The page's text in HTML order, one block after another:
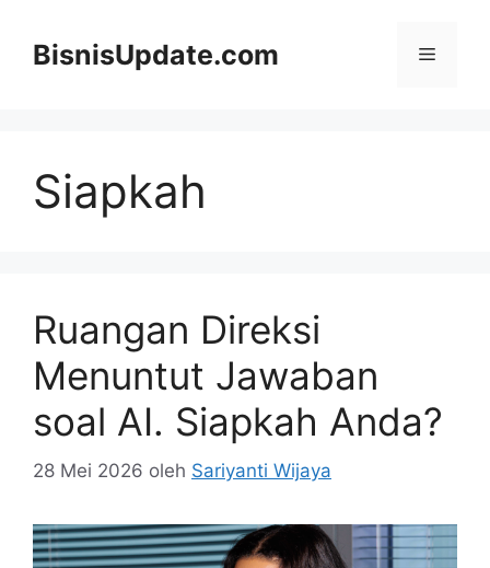
BisnisUpdate.com Menu
Siapkah
Ruangan Direksi
Menuntut Jawaban
soal AI. Siapkah Anda?
28 Mei 2026 oleh Sariyanti Wijaya